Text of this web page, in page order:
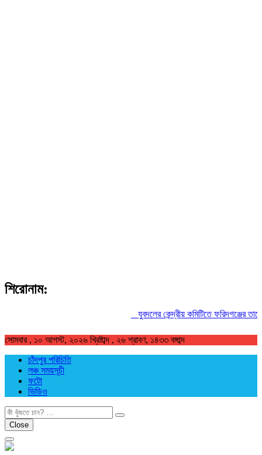
শিরোনাম:
যুবদলের কেন্দ্রীয় কমিটিতে ফরিদগঞ্জের
সোমবার , ১০ আগস্ট, ২০২৬ খ্রিষ্টাব্দ , ২৬ শ্রাবণ, ১৪৩৩ বঙ্গাব্দ
চাঁদপুর পরিচিতি
লঞ্চ সময়সূচী
ফটো
ভিডিও
খুজুন
Close